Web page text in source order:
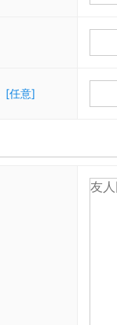
[任意]